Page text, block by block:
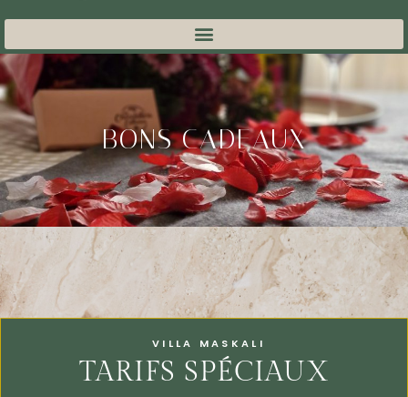
BONS CADEAUX
VILLA MASKALI
TARIFS SPÉCIAUX